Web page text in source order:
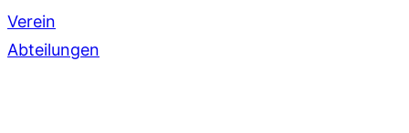
Verein
Abteilungen